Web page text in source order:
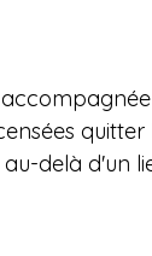
delà d'un